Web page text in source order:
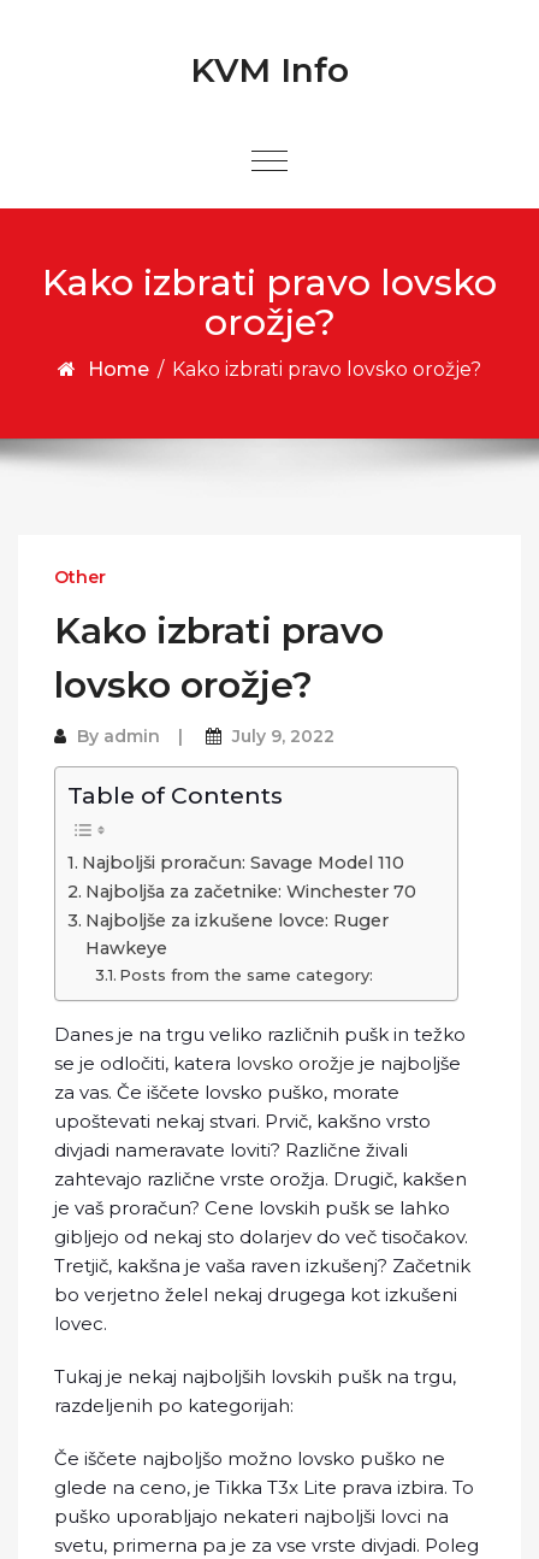
KVM Info
Kako izbrati pravo lovsko
orožje?
Home / Kako izbrati pravo lovsko orožje?
Other
Kako izbrati pravo
lovsko orožje?
By admin July 9, 2022
Table of Contents
Najboljši proračun: Savage Model 110
Najboljša za začetnike: Winchester 70
Najboljše za izkušene lovce: Ruger
Hawkeye
Posts from the same category:
Danes je na trgu veliko različnih pušk in težko
se je odločiti, katera lovsko orožje je najboljše
za vas. Če iščete lovsko puško, morate
upoštevati nekaj stvari. Prvič, kakšno vrsto
divjadi nameravate loviti? Različne živali
zahtevajo različne vrste orožja. Drugič, kakšen
je vaš proračun? Cene lovskih pušk se lahko
gibljejo od nekaj sto dolarjev do več tisočakov.
Tretjič, kakšna je vaša raven izkušenj? Začetnik
bo verjetno želel nekaj drugega kot izkušeni
lovec.
Tukaj je nekaj najboljših lovskih pušk na trgu,
razdeljenih po kategorijah:
Če iščete najboljšo možno lovsko puško ne
glede na ceno, je Tikka T3x Lite prava izbira. To
puško uporabljajo nekateri najboljši lovci na
svetu, primerna pa je za vse vrste divjadi. Poleg